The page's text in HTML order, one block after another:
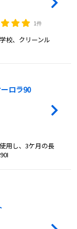
1件
校、クリーンル
ロラ90
用し、3ケ月の長